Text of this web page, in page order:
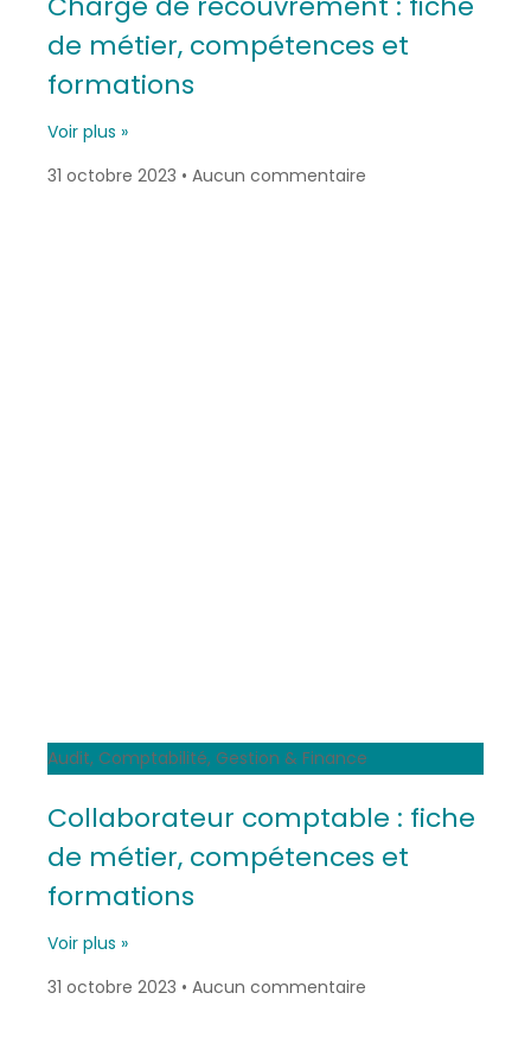
de métier, compétences et
formations
Voir plus »
31 octobre 2023
Aucun commentaire
Audit, Comptabilité, Gestion & Finance
Collaborateur comptable : fiche
de métier, compétences et
formations
Voir plus »
31 octobre 2023
Aucun commentaire